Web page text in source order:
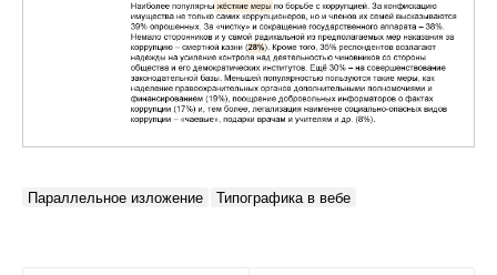
Параллельное изложение Типографика в вебе